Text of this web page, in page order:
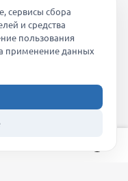
магазин
сервисы сбора
и средства
пользования
применение данных